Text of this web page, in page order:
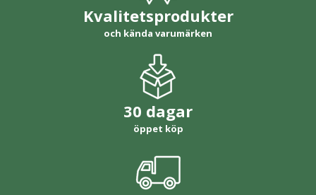
Kvalitetsprodukter
och kända varumärken
30 dagar
öppet köp